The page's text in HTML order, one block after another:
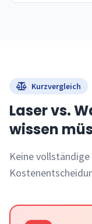
Kurzvergleich
Laser vs.
wissen
Keine